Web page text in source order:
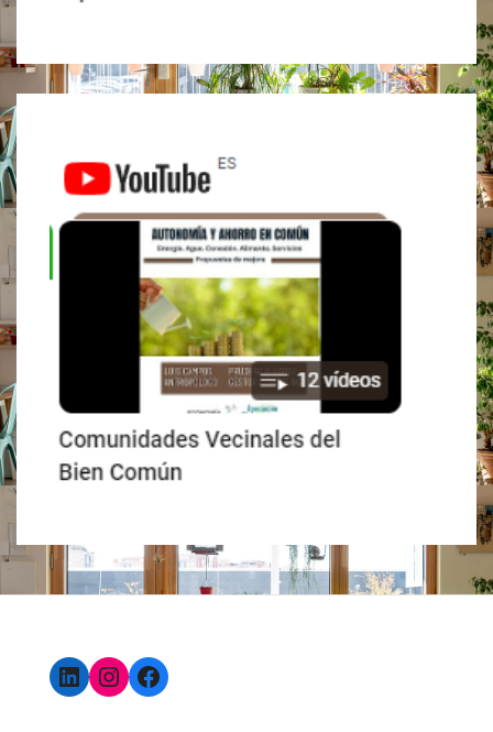
LinkedIn
Instagram
Facebook